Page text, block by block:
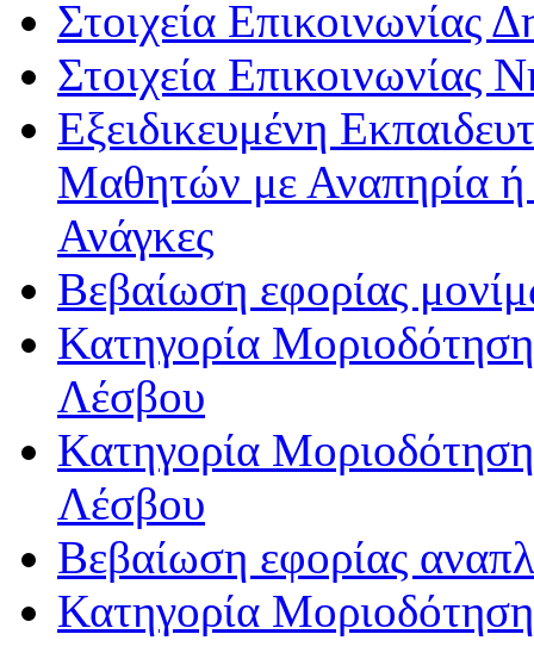
Στοιχεία Επικοινωνίας
Στοιχεία Επικοινωνίας
Εξειδικευμένη
Μαθητών με Αναπηρία ή /
Ανάγκες
Βεβαίωση εφορίας
Κατηγορία
Λέσβου
Κατηγορία
Λέσβου
Βεβαίωση εφορίας
Κατηγορία